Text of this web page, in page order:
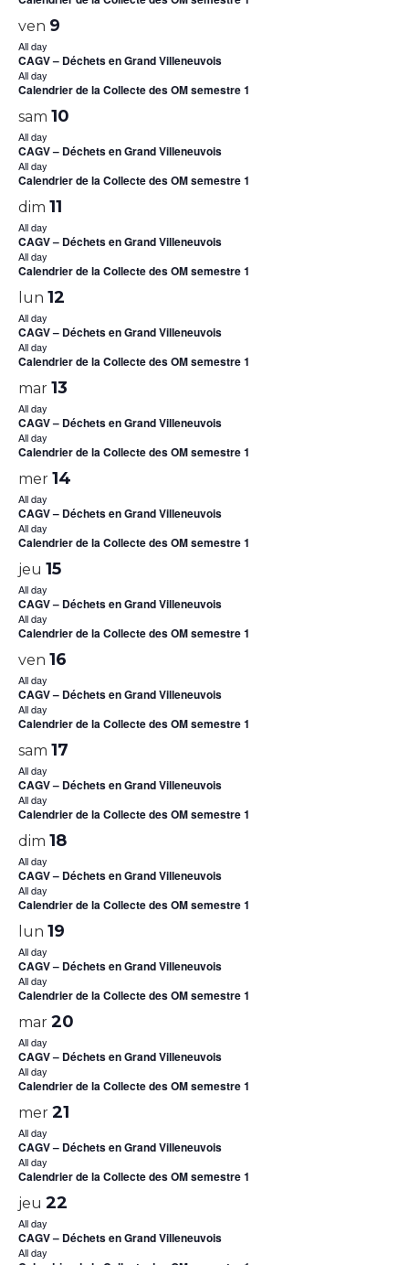
ven 9
All day
CAGV – Déchets en Grand Villeneuvois
All day
Calendrier de la Collecte des OM semestre 1
sam 10
All day
CAGV – Déchets en Grand Villeneuvois
All day
Calendrier de la Collecte des OM semestre 1
dim 11
All day
CAGV – Déchets en Grand Villeneuvois
All day
Calendrier de la Collecte des OM semestre 1
lun 12
All day
CAGV – Déchets en Grand Villeneuvois
All day
Calendrier de la Collecte des OM semestre 1
mar 13
All day
CAGV – Déchets en Grand Villeneuvois
All day
Calendrier de la Collecte des OM semestre 1
mer 14
All day
CAGV – Déchets en Grand Villeneuvois
All day
Calendrier de la Collecte des OM semestre 1
jeu 15
All day
CAGV – Déchets en Grand Villeneuvois
All day
Calendrier de la Collecte des OM semestre 1
ven 16
All day
CAGV – Déchets en Grand Villeneuvois
All day
Calendrier de la Collecte des OM semestre 1
sam 17
All day
CAGV – Déchets en Grand Villeneuvois
All day
Calendrier de la Collecte des OM semestre 1
dim 18
All day
CAGV – Déchets en Grand Villeneuvois
All day
Calendrier de la Collecte des OM semestre 1
lun 19
All day
CAGV – Déchets en Grand Villeneuvois
All day
Calendrier de la Collecte des OM semestre 1
mar 20
All day
CAGV – Déchets en Grand Villeneuvois
All day
Calendrier de la Collecte des OM semestre 1
mer 21
All day
CAGV – Déchets en Grand Villeneuvois
All day
Calendrier de la Collecte des OM semestre 1
jeu 22
All day
CAGV – Déchets en Grand Villeneuvois
All day